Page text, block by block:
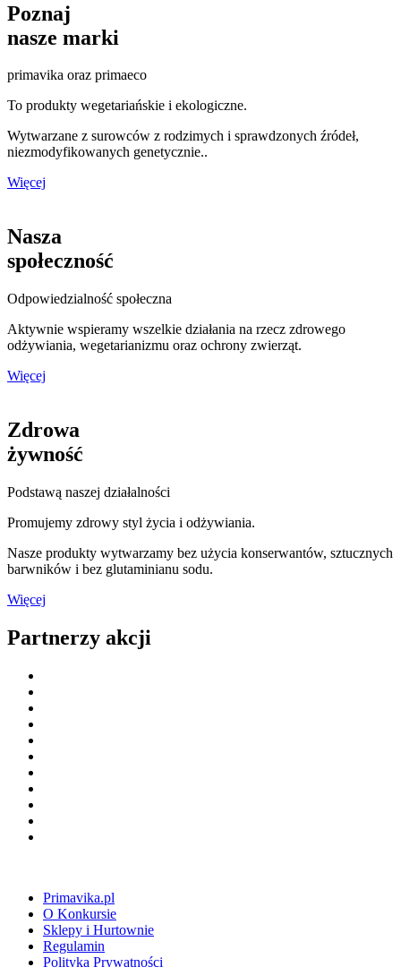
Poznaj
nasze marki
primavika oraz primaeco
To produkty wegetariańskie i ekologiczne.
Wytwarzane z surowców z rodzimych i sprawdzonych źródeł,
niezmodyfikowanych genetycznie..
Więcej
Nasza
społeczność
Odpowiedzialność społeczna
Aktywnie wspieramy wszelkie działania na rzecz zdrowego
odżywiania, wegetarianizmu oraz ochrony zwierząt.
Więcej
Zdrowa
żywność
Podstawą naszej działalności
Promujemy zdrowy styl życia i odżywiania.
Nasze produkty wytwarzamy bez użycia konserwantów, sztucznych
barwników i bez glutaminianu sodu.
Więcej
Partnerzy akcji
Primavika.pl
O Konkursie
Sklepy i Hurtownie
Regulamin
Polityka Prywatności